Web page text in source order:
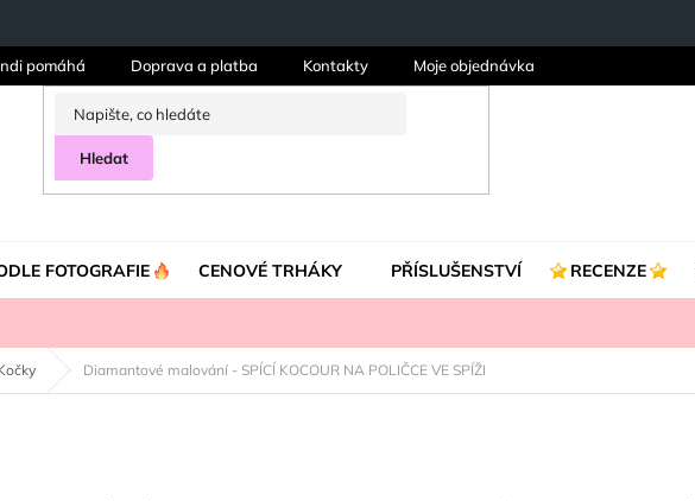
pomáhá Doprava a platba Kontakty Moje objednávka
Hledat
FOTOGRAFIE CENOVÉ TRHÁKY PŘÍSLUŠENSTVÍ RECENZE
Diamantové malování - SPÍCÍ KOCOUR NA POLIČCE VE SPÍŽI